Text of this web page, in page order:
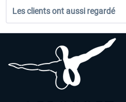
Les clients ont aussi regardé